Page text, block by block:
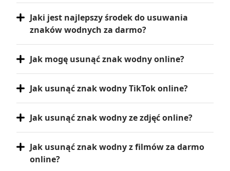
Jaki jest najlepszy środek do usuwania
znaków wodnych za darmo?
Jak mogę usunąć znak wodny online?
Jak usunąć znak wodny TikTok online?
Jak usunąć znak wodny ze zdjęć online?
Jak usunąć znak wodny z filmów za darmo
online?